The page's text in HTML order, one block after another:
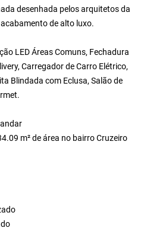
desenhada pelos arquitetos da
de alto luxo.
LED Áreas Comuns, Fechadura
Carregador de Carro Elétrico,
Blindada com Eclusa, Salão de
m² de área no bairro Cruzeiro